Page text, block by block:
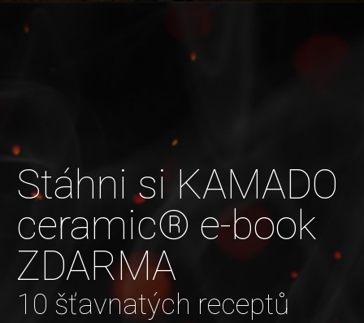
Stáhni si KAMADO
ceramic® e-book
ZDARMA
10 šťavnatých receptů